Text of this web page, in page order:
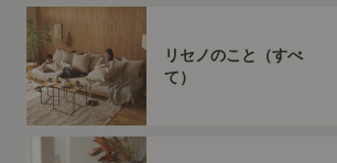
リセノのこと（すべ
て）